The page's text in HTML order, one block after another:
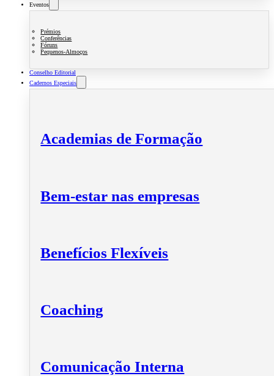
Eventos
Prémios
Conferências
Fóruns
Pequenos-Almoços
Conselho Editorial
Cadernos Especiais
Academias de Formação
Bem-estar nas empresas
Benefícios Flexíveis
Coaching
Comunicação Interna